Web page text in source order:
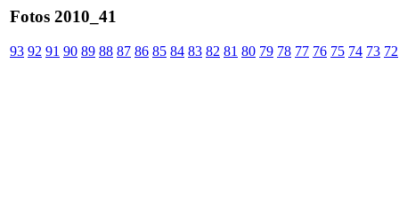
Fotos 2010_41
93 92 91 90 89 88 87 86 85 84 83 82 81 80 79 78 77 76 75 74 73 72